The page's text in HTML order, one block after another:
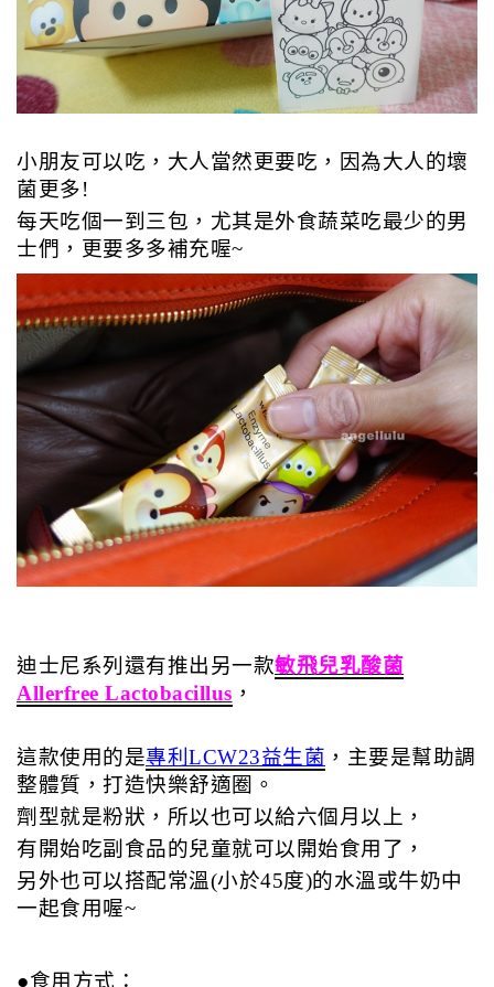
小朋友可以吃，大人當然更要吃，因為大人的壞
菌更多!
每天吃個一到三包，尤其是外食蔬菜吃最少的男
士們，更要多多補充喔~
迪士尼系列還有推出另一款敏飛兒乳酸菌
Allerfree Lactobacillus ，
這款使用的是專利LCW23益生菌 ，主要是幫助調
整體質，打造快樂舒適圈。
劑型就是粉狀，所以也可以給六個月以上，
有開始吃副食品的兒童就可以開始食用了，
另外也可以搭配常溫(小於45度)的水溫或牛奶中
一起食用喔~
●食用方式：